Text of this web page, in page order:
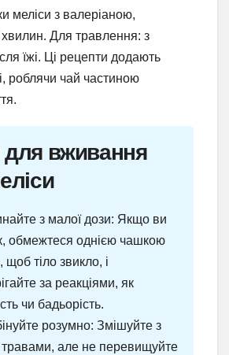
меліси з валеріаною,
Для травлення: з
їжі. Ці рецепти додають
роблячи чай частиною
вживання
з малої дози: Якщо ви
обмежтеся однією чашкою
щоб тіло звикло, і
за реакціями, як
чи бадьорість.
розумно: Змішуйте з
але не перевищуйте